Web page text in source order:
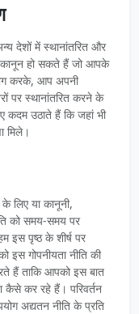
देशों में स्थानांतरित और
कानून हो सकते हैं जो आपके
करके, आप अपनी
पर स्थानांतरित करने के
कदम उठाते हैं कि जहां भी
मिले।
लिए या कानूनी,
को समय-समय पर
इस पृष्ठ के शीर्ष पर
गोपनीयता नीति की
हैं ताकि आपको इस बात
कैसे कर रहे हैं। परिवर्तन
अद्यतन नीति के प्रति